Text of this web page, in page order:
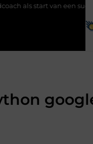
van een succesvolle